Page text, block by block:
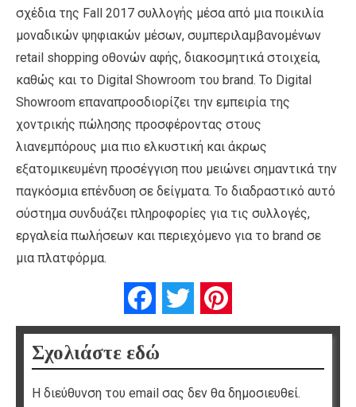
σχέδια της Fall 2017 συλλογής μέσα από μια ποικιλία
μοναδικών ψηφιακών μέσων, συμπεριλαμβανομένων
retail shopping οθονών αφής, διακοσμητικά στοιχεία,
καθώς και το Digital Showroom του brand. Το Digital
Showroom επαναπροσδιορίζει την εμπειρία της
χοντρικής πώλησης προσφέροντας στους
λιανεμπόρους μια πιο ελκυστική και άκρως
εξατομικευμένη προσέγγιση που μειώνει σημαντικά την
παγκόσμια επένδυση σε δείγματα. Το διαδραστικό αυτό
σύστημα συνδυάζει πληροφορίες για τις συλλογές,
εργαλεία πωλήσεων και περιεχόμενο για το brand σε
μια πλατφόρμα.
FacebookTwitter
Σχολιάστε εδώ
Η διεύθυνση του email σας δεν θα δημοσιευθεί.